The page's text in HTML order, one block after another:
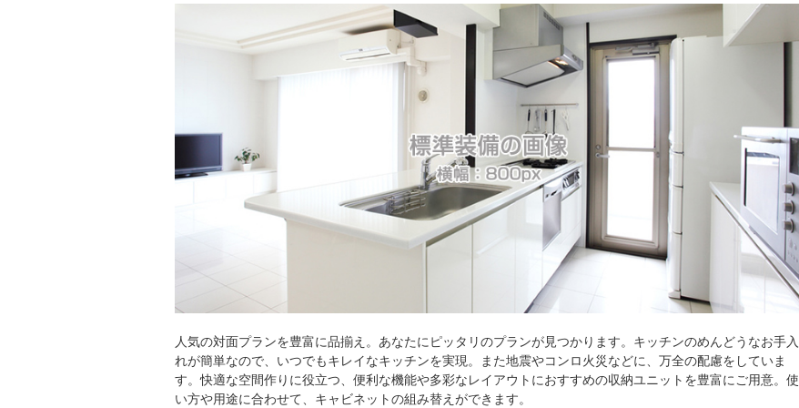
人気の対面プランを豊富に品揃え。あなたにピッタリのプランが見つかります。キッチンのめんどうなお手入
れが簡単なので、いつでもキレイなキッチンを実現。また地震やコンロ火災などに、万全の配慮をしていま
す。快適な空間作りに役立つ、便利な機能や多彩なレイアウトにおすすめの収納ユニットを豊富にご用意。使
い方や用途に合わせて、キャビネットの組み替えができます。